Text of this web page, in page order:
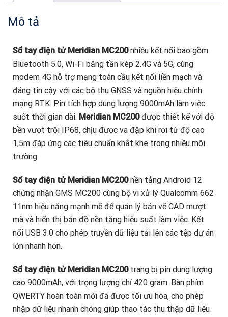
Mô tả
Sổ tay điện tử Meridian MC200nhiều kết nối bao gồm
Bluetooth 5.0, Wi-Fi băng tần kép 2.4G và 5G, cùng
modem 4G hỗ trợ mạng toàn cầu kết nối liền mạch và
đáng tin cậy với các bộ thu GNSS và nguồn hiệu chỉnh
mạng RTK. Pin tích hợp dung lượng 9000mAh làm việc
suốt thời gian dài. Meridian MC200được thiết kế với độ
bền vượt trội IP68, chịu được va đập khi rơi từ độ cao
1,5m đáp ứng các tiêu chuẩn khắt khe trong nhiều môi
trường
Sổ tay điện tử Meridian MC200nền tảng Android 12
chứng nhận GMS MC200 cùng bộ vi xử lý Qualcomm 662
11nm hiệu năng mạnh mẽ để quản lý bản vẽ CAD mượt
mà và hiển thị bản đồ nền tăng hiệu suất làm việc. Kết
nối USB 3.0 cho phép truyền dữ liệu tải lên các tệp dự án
lớn nhanh hơn.
Sổ tay điện tử Meridian MC200 trang bị pin dung lượng
cao 9000mAh, với trọng lượng chỉ 420 gram. Bàn phím
QWERTY hoàn toàn mới đã được tối ưu hóa, cho phép
nhập dữ liệu nhanh chóng giúp thao tác thu thập dữ liệu